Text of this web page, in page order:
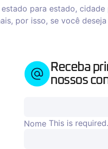
para estado,
por isso, se você
Receba
nossos
Nome This is required.